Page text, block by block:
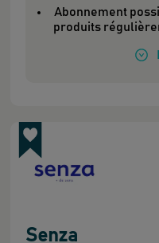
Abonnement
produits
Senza